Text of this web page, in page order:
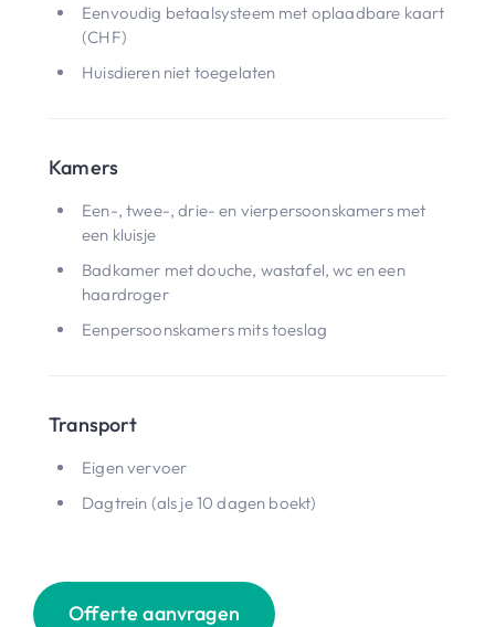
Eenvoudig betaalsysteem met oplaadbare kaart
(CHF)
Huisdieren niet toegelaten
Kamers
Een-, twee-, drie- en vierpersoonskamers met
een kluisje
Badkamer met douche, wastafel, wc en een
haardroger
Eenpersoonskamers mits toeslag
Transport
Eigen vervoer
Dagtrein (als je 10 dagen boekt)
Offerte aanvragen